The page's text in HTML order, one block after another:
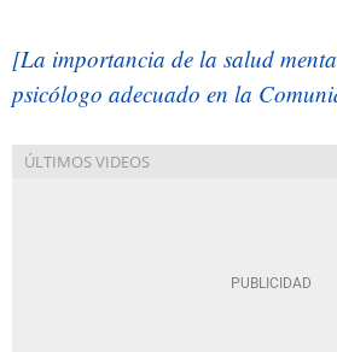
[La importancia de la salud
psicólogo adecuado en la